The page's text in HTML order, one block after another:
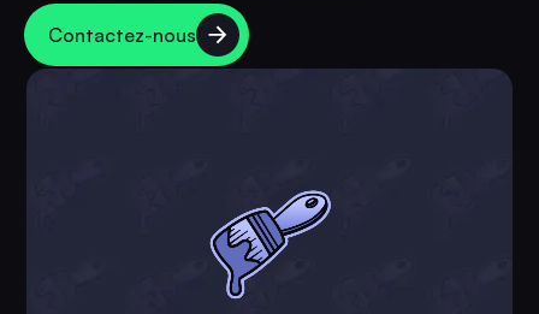
Contactez-nous